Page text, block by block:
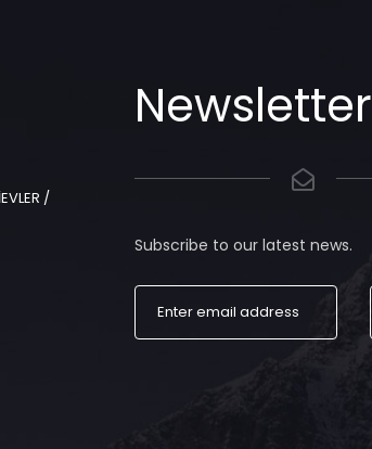
/
Newsletter
Subscribe to our latest news.